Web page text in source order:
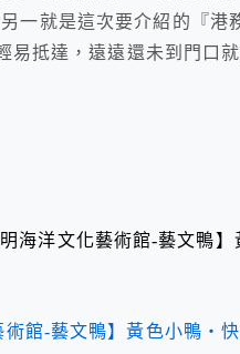
一就是這次要介紹的『港
易抵達，遠遠還未到門口
海洋文化藝術館-藝文鴨